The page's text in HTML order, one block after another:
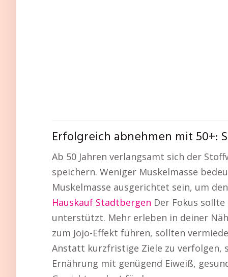
Erfolgreich abnehmen mit 50+:
Ab 50 Jahren verlangsamt sich der
speichern. Weniger Muskelmasse
Muskelmasse ausgerichtet sein, um
Hauskauf Stadtbergen Der Fokus
unterstützt. Mehr erleben in deiner
zum Jojo-Effekt führen, sollten
Anstatt kurzfristige Ziele zu verfolgen,
Ernährung mit genügend Eiweiß,